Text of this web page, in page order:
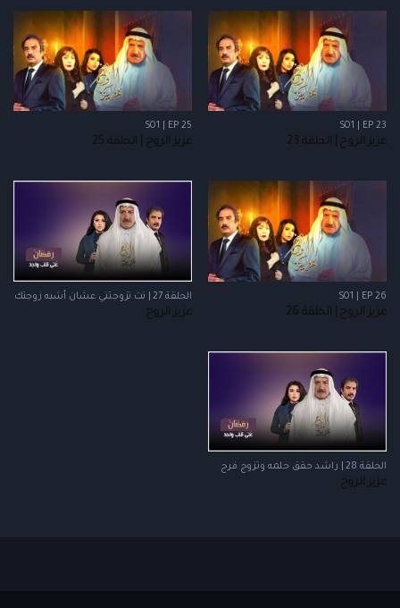
S01 | EP 23
عزيز الروح | الحلقة 23
S01 | EP 25
عزيز الروح | الحلقة 25
S01 | EP 26
عزيز الروح | الحلقة 26
الحلقة 27 | نت تزوجتني عشان أشبه زوجتك
عزيز الروح
الحلقة 28 | راشد حقق حلمه وتزوج فرح
عزيز الروح